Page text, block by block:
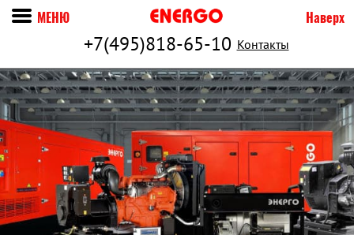
+7(495)818-65-10 Контакты
МЕНЮ Наверх